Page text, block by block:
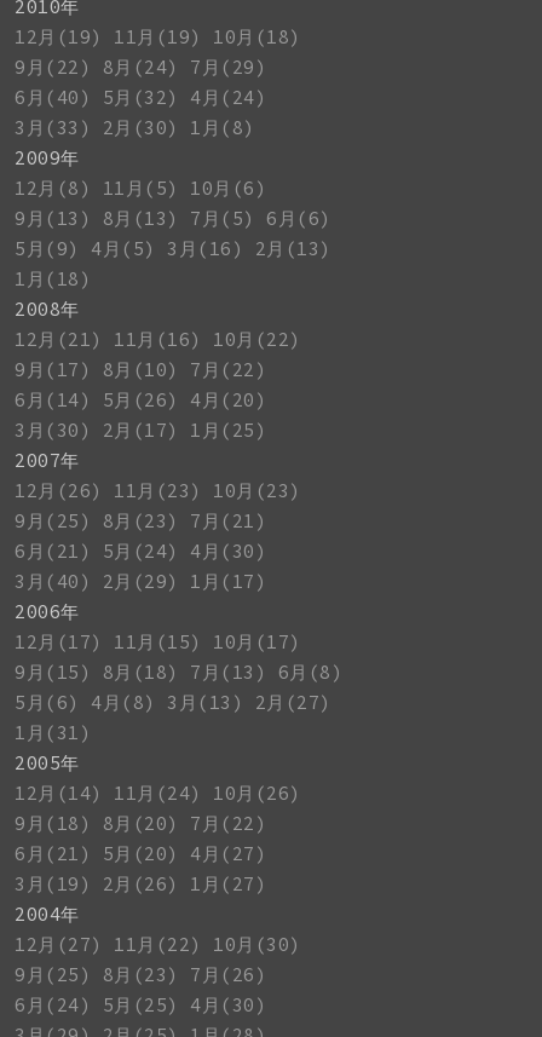
2010年
12月(19)
11月(19)
10月(18)
9月(22)
8月(24)
7月(29)
6月(40)
5月(32)
4月(24)
3月(33)
2月(30)
1月(8)
2009年
12月(8)
11月(5)
10月(6)
9月(13)
8月(13) 7月(5)
6月(6)
5月(9)
4月(5) 3月(16)
2月(13)
1月(18)
2008年
12月(21)
11月(16)
10月(22)
9月(17)
8月(10)
7月(22)
6月(14)
5月(26)
4月(20)
3月(30)
2月(17)
1月(25)
2007年
12月(26)
11月(23)
10月(23)
9月(25)
8月(23)
7月(21)
6月(21)
5月(24)
4月(30)
3月(40)
2月(29)
1月(17)
2006年
12月(17)
11月(15)
10月(17)
9月(15)
8月(18) 7月(13)
6月(8)
5月(6)
4月(8) 3月(13)
2月(27)
1月(31)
2005年
12月(14)
11月(24)
10月(26)
9月(18)
8月(20)
7月(22)
6月(21)
5月(20)
4月(27)
3月(19)
2月(26)
1月(27)
2004年
12月(27)
11月(22)
10月(30)
9月(25)
8月(23)
7月(26)
6月(24)
5月(25)
4月(30)